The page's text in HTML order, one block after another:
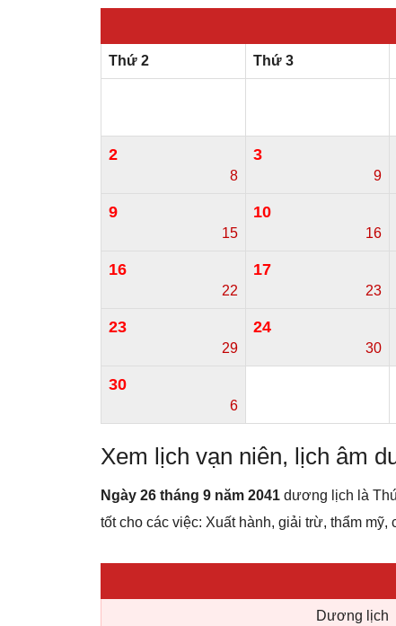
Thứ 2 Thứ 3
2
8
3
9
9
15
10
16
16
22
17
23
23
29
24
30
30
6
Xem lịch vạn niên, lịch âm
Ngày 26 tháng 9 năm 2041 dương lịch là
tốt cho các việc: Xuất hành, giải trừ, thẩm
Dương lịch